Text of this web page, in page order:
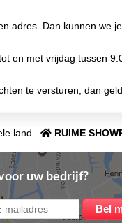
adres. Dan kunnen we
en met vrijdag tussen
te versturen, dan
land RUIME
uw bedrijf?